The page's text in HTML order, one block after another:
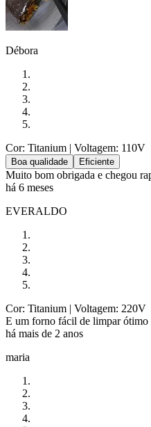
Débora
Cor: Titanium | Voltagem: 110V
Boa qualidade Eficiente
Muito bom obrigada e chegou
há 6 meses
EVERALDO
Cor: Titanium | Voltagem: 220V
E um forno fácil de limpar ótimo
há mais de 2 anos
maria